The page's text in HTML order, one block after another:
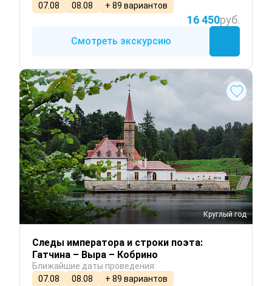
07.08
08.08 + 89 вариантов
16 450руб.
Смотреть экскурсию
Круглый год
Следы императора и строки поэта:
Гатчина – Выра – Кобрино
Ближайшие даты проведения:
07.08
08.08 + 89 вариантов